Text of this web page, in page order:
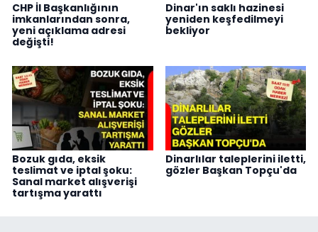
CHP İl Başkanlığının
imkanlarından sonra,
yeni açıklama adresi
değişti!
Dinar'ın saklı hazinesi
yeniden keşfedilmeyi
bekliyor
Bozuk gıda, eksik
teslimat ve iptal şoku:
Sanal market alışverişi
tartışma yarattı
Dinarlılar taleplerini iletti,
gözler Başkan Topçu'da